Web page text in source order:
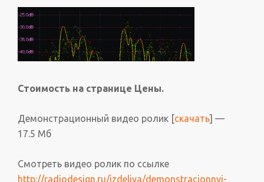
Стоимость на странице Цены.
Демонстрационный видео ролик [скачать] —
17.5 Мб
Смотреть видео ролик по ссылке
http://radiodesign.ru/izdeliya/demonstracionnyj-